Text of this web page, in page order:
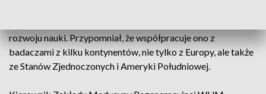
rozwoju nauki. Przypomniał, że współpracuje ono z
badaczami z kilku kontynentów, nie tylko z Europy, ale także
ze Stanów Zjednoczonych i Ameryki Południowej.